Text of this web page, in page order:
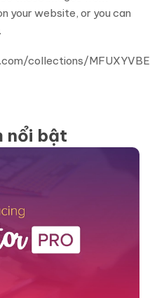
your website, or you can
collections/
nổi bật